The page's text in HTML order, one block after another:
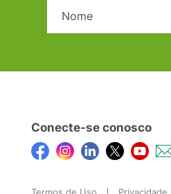
Conecte-se conosco